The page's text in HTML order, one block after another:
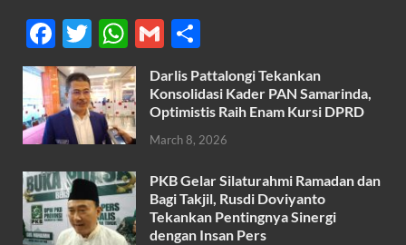
F
ac
e
b
o
o
k
T
w
itt
er
W
h
at
s
A
p
p
G
m
ail
h
ar
e
Darlis Pattalongi Tekankan
Konsolidasi Kader PAN Samarinda,
Optimistis Raih Enam Kursi DPRD
March 8, 2026
PKB Gelar Silaturahmi Ramadan dan
Bagi Takjil, Rusdi Doviyanto
Tekankan Pentingnya Sinergi
dengan Insan Pers